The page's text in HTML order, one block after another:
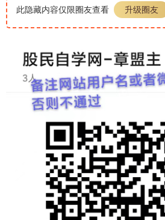
此隐藏内容仅限圈友查看 升级圈友